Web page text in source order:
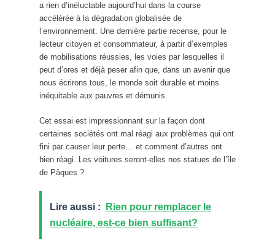
a rien d’inéluctable aujourd’hui dans la course
accélérée à la dégradation globalisée de
l’environnement. Une dernière partie recense, pour le
lecteur citoyen et consommateur, à partir d’exemples
de mobilisations réussies, les voies par lesquelles il
peut d’ores et déjà peser afin que, dans un avenir que
nous écrirons tous, le monde soit durable et moins
inéquitable aux pauvres et démunis.
Cet essai est impressionnant sur la façon dont
certaines sociétés ont mal réagi aux problèmes qui ont
fini par causer leur perte… et comment d’autres ont
bien réagi. Les voitures seront-elles nos statues de l’île
de Pâques ?
Lire aussi :
Rien pour remplacer le
nucléaire, est-ce bien suffisant?